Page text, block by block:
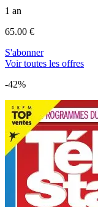
1 an
65.00 €
S'abonner
Voir toutes les offres
-42%